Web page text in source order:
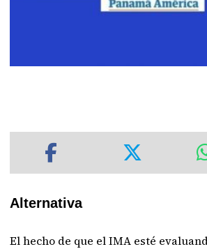
Alternativa
El hecho de que el IMA esté